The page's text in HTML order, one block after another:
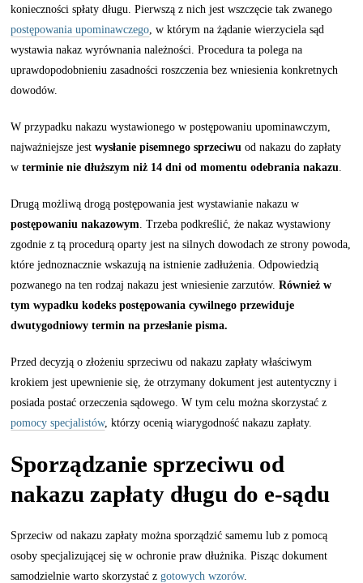
konieczności spłaty długu. Pierwszą z nich jest wszczęcie tak zwanego
postępowania upominawczego , w którym na żądanie wierzyciela sąd
wystawia nakaz wyrównania należności. Procedura ta polega na
uprawdopodobnieniu zasadności roszczenia bez wniesienia konkretnych
dowodów.
W przypadku nakazu wystawionego w postępowaniu upominawczym,
najważniejsze jestwysłanie pisemnego sprzeciwu od nakazu do zapłaty
wterminie nie dłuższym niż 14 dni od momentu odebrania nakazu
Drugą możliwą drogą postępowania jest wystawianie nakazu w
postępowaniu nakazowym . Trzeba podkreślić, że nakaz wystawiony
zgodnie z tą procedurą oparty jest na silnych dowodach ze strony powoda,
które jednoznacznie wskazują na istnienie zadłużenia. Odpowiedzią
pozwanego na ten rodzaj nakazu jest wniesienie zarzutów.Również w
tym wypadku kodeks postępowania cywilnego przewiduje
dwutygodniowy termin na przesłanie pisma.
Przed decyzją o złożeniu sprzeciwu od nakazu zapłaty właściwym
krokiem jest upewnienie się, że otrzymany dokument jest autentyczny i
posiada postać orzeczenia sądowego. W tym celu można skorzystać z
pomocy specjalistów, którzy ocenią wiarygodność nakazu zapłaty.
Sporządzanie sprzeciwu od
nakazu zapłaty długu do e-sądu
Sprzeciw od nakazu zapłaty można sporządzić samemu lub z pomocą
osoby specjalizującej się w ochronie praw dłużnika. Pisząc dokument
samodzielnie warto skorzystać zgotowych wzorów.